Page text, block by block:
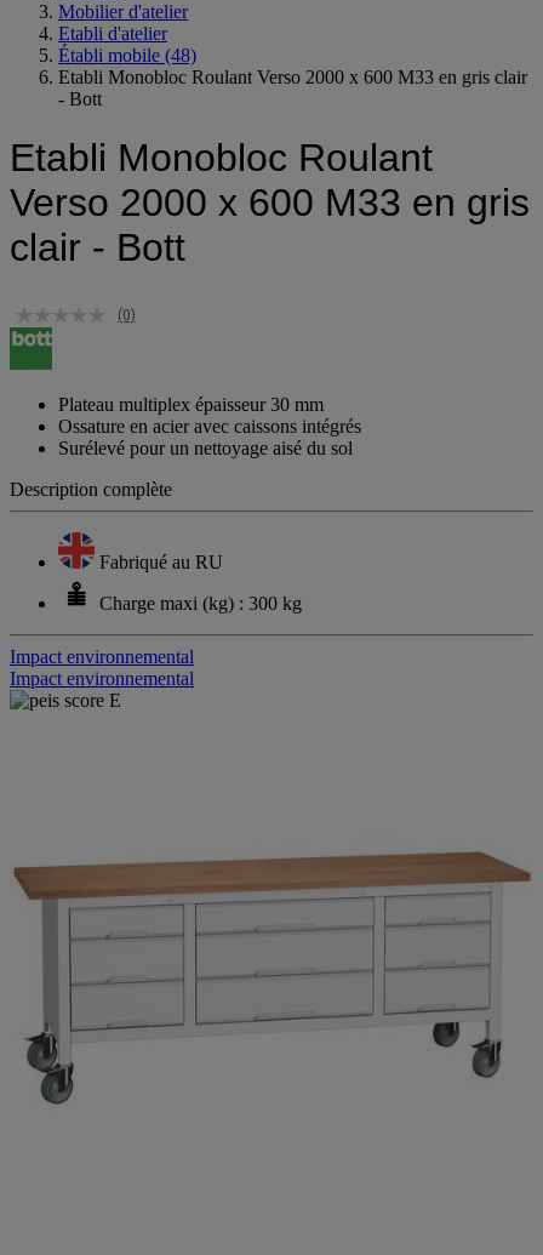
Mobilier d'atelier
Etabli d'atelier
Établi mobile (48)
Etabli Monobloc Roulant Verso 2000 x 600 M33 en gris clair
- Bott
Etabli Monobloc Roulant
Verso 2000 x 600 M33 en gris
clair - Bott
(0)
Plateau multiplex épaisseur 30 mm
Ossature en acier avec caissons intégrés
Surélevé pour un nettoyage aisé du sol
Description complète
Fabriqué au RU
Charge maxi (kg) : 300 kg
Impact environnemental
Impact environnemental